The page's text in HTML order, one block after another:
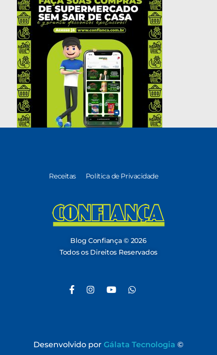
Receitas Política de Privacidade
Blog Confiança © 2026
Todos os Direitos Reservados
Desenvolvido por Gálata Tecnologia ©